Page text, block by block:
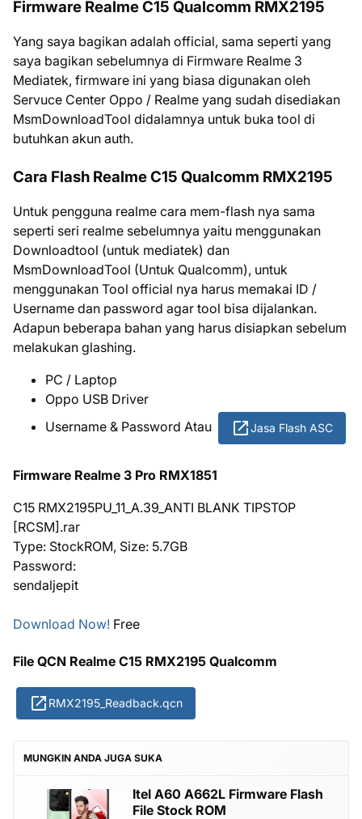
Firmware Realme C15 Qualcomm RMX2195
Yang saya bagikan adalah official, sama seperti yang
saya bagikan sebelumnya di Firmware Realme 3
Mediatek, firmware ini yang biasa digunakan oleh
Servuce Center Oppo / Realme yang sudah disediakan
MsmDownloadTool didalamnya untuk buka tool di
butuhkan akun auth.
Cara Flash Realme C15 Qualcomm RMX2195
Untuk pengguna realme cara mem-flash nya sama
seperti seri realme sebelumnya yaitu menggunakan
Downloadtool (untuk mediatek) dan
MsmDownloadTool (Untuk Qualcomm), untuk
menggunakan Tool official nya harus memakai ID /
Username dan password agar tool bisa dijalankan.
Adapun beberapa bahan yang harus disiapkan sebelum
melakukan glashing.
PC / Laptop
Oppo USB Driver
Username & Password Atau
Jasa Flash ASC
Firmware Realme 3 Pro RMX1851
C15 RMX2195PU_11_A.39_ANTI BLANK TIPSTOP
[RCSM].rar
Type: StockROM, Size: 5.7GB
Password:
sendaljepit
Download Now! Free
File QCN Realme C15 RMX2195 Qualcomm
RMX2195_Readback.qcn
MUNGKIN ANDA JUGA SUKA
Itel A60 A662L Firmware Flash
File Stock ROM